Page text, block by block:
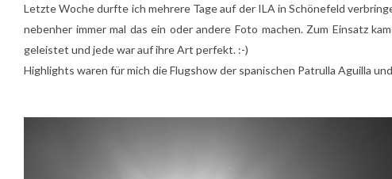
Letzte Woche durfte ich mehrere Tage auf der ILA in Schönefeld
nebenher immer mal das ein oder andere Foto machen. Zum Einsatz
geleistet und jede war auf ihre Art perfekt. :-)
Highlights waren für mich die Flugshow der spanischen Patrulla Aguilla